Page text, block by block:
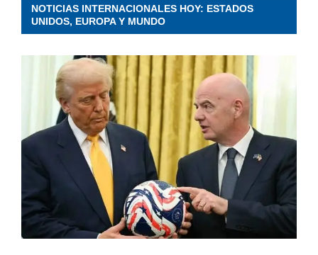
NOTICIAS INTERNACIONALES HOY: ESTADOS
UNIDOS, EUROPA Y MUNDO